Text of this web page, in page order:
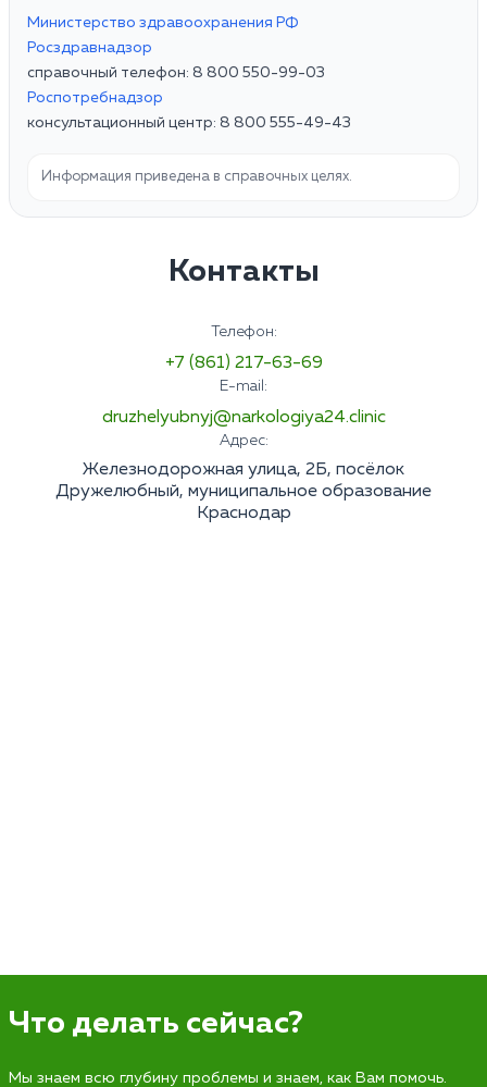
Министерство здравоохранения РФ
Росздравнадзор
справочный телефон: 8 800 550-99-03
Роспотребнадзор
консультационный центр: 8 800 555-49-43
Информация приведена в справочных целях.
Контакты
Телефон:
+7 (861) 217-63-69
E-mail:
druzhelyubnyj@narkologiya24.clinic
Адрес:
Железнодорожная улица, 2Б, посёлок
Дружелюбный, муниципальное образование
Краснодар
Что делать сейчас?
Мы знаем всю глубину проблемы и знаем, как Вам помочь.